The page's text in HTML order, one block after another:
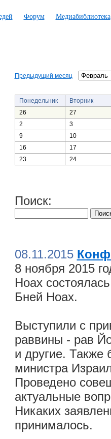
Форум Медиабиблиотека
Предыдущий месяц
Понедельник
Вторник
26
27
2
3
9
10
16
17
23
24
Поиск:
08.11.2015
8 ноября 2015
Ноах
Бней Ноах.
Выступили с
раввины - рав
и другие. Также
министра
Проведено
актуальные
Никаких
принималось.